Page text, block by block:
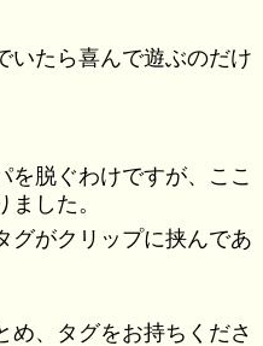
いたら喜んで遊ぶのだけ
を脱ぐわけですが、ここ
した。
グがクリップに挟んであ
め、タグをお持ちくださ